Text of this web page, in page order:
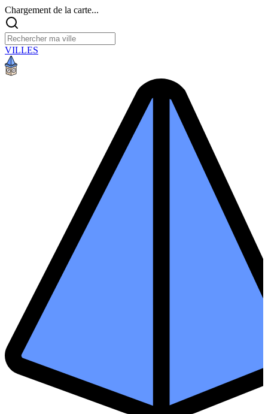
Chargement de la carte...
VILLES